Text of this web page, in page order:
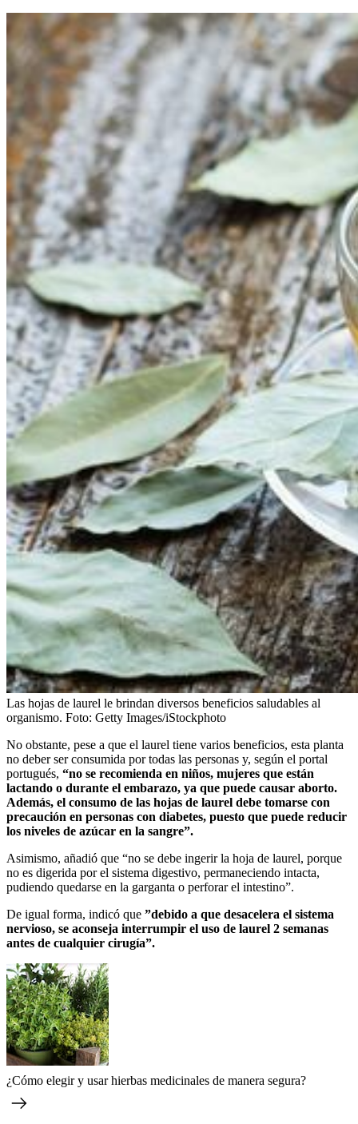
Las hojas de laurel le brindan diversos beneficios saludables al
organismo. Foto: Getty Images/iStockphoto
No obstante, pese a que el laurel tiene varios beneficios, esta planta
no deber ser consumida por todas las personas y, según el portal
portugués, “no se recomienda en niños, mujeres que están
lactando o durante el embarazo, ya que puede causar aborto.
Además, el consumo de las hojas de laurel debe tomarse con
precaución en personas con diabetes, puesto que puede reducir
los niveles de azúcar en la sangre”.
Asimismo, añadió que “no se debe ingerir la hoja de laurel, porque
no es digerida por el sistema digestivo, permaneciendo intacta,
pudiendo quedarse en la garganta o perforar el intestino”.
De igual forma, indicó que ”debido a que desacelera el sistema
nervioso, se aconseja interrumpir el uso de laurel 2 semanas
antes de cualquier cirugía”.
¿Cómo elegir y usar hierbas medicinales de manera segura?